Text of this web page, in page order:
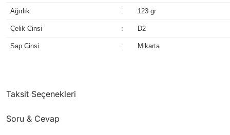
Ağırlık : 123 gr
Çelik Cinsi : D2
Sap Cinsi : Mikarta
Taksit Seçenekleri
Soru & Cevap